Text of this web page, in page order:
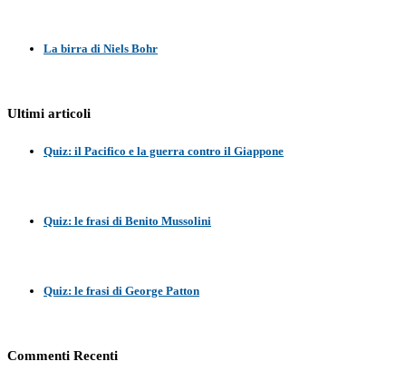
La birra di Niels Bohr
Ultimi articoli
Quiz: il Pacifico e la guerra contro il Giappone
Quiz: le frasi di Benito Mussolini
Quiz: le frasi di George Patton
Commenti Recenti